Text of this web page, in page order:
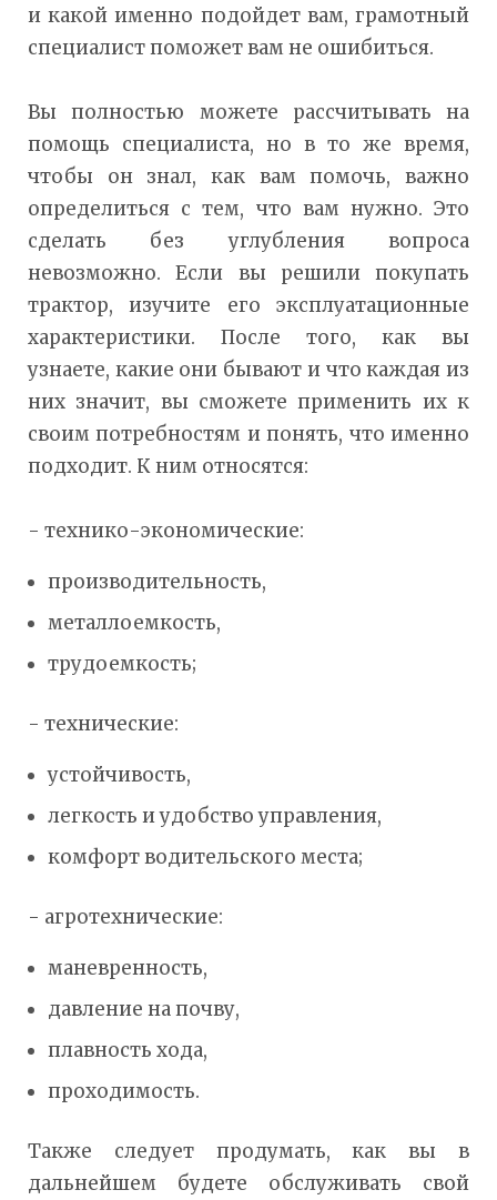
и какой именно подойдет вам, грамотный
специалист поможет вам не ошибиться.
Вы полностью можете рассчитывать на
помощь специалиста, но в то же время,
чтобы он знал, как вам помочь, важно
определиться с тем, что вам нужно. Это
сделать без углубления вопроса
невозможно. Если вы решили покупать
трактор, изучите его эксплуатационные
характеристики. После того, как вы
узнаете, какие они бывают и что каждая из
них значит, вы сможете применить их к
своим потребностям и понять, что именно
подходит. К ним относятся:
- технико-экономические:
производительность,
металлоемкость,
трудоемкость;
- технические:
устойчивость,
легкость и удобство управления,
комфорт водительского места;
- агротехнические:
маневренность,
давление на почву,
плавность хода,
проходимость.
Также следует продумать, как вы в
дальнейшем будете обслуживать свой